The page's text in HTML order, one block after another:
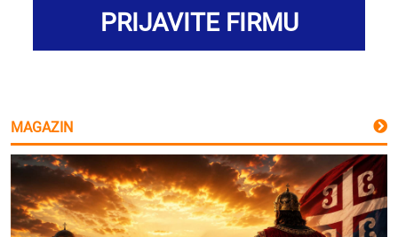
PRIJAVITE FIRMU
MAGAZIN